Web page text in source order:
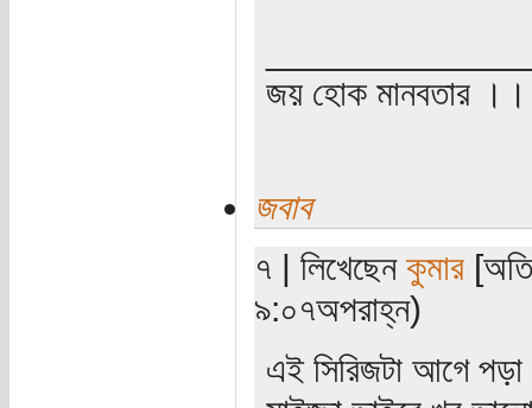
জয় হোক মানবতার
জবাব
৭ | লিখেছেন কুমার
৯:০৭অপরাহ্ন)
এই সিরিজটা আগে